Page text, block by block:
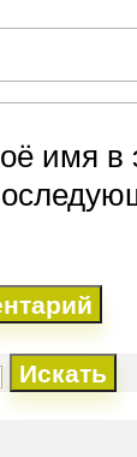
имя в
Искать